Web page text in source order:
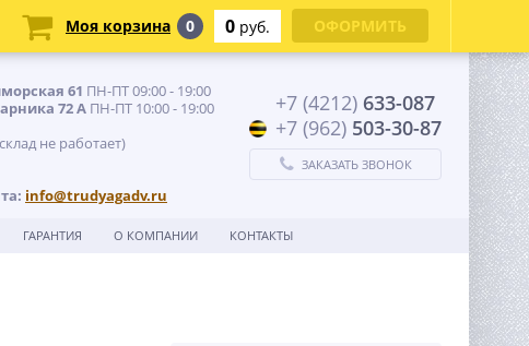
61 ПН-ПТ 09:00 - 19:00
72 А ПН-ПТ 10:00 - 19:00
не работает)
info@trudyagadv.ru
+7 (4212) 633-087
+7 (962) 503-30-87
ЗАКАЗАТЬ ЗВОНОК
ГАРАНТИЯ О КОМПАНИИ КОНТАКТЫ
Моя корзина 0 0 руб. ОФОРМИТЬ